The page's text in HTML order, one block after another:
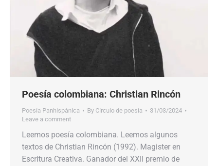
Poesía colombiana: Christian Rincón
Poesía Panhispánica By Círculo de poesía
31/03/2024
Leave a comment
Leemos poesía colombiana. Leemos algunos
textos de Christian Rincón (1992). Magister en
Escritura Creativa. Ganador del XXII premio de